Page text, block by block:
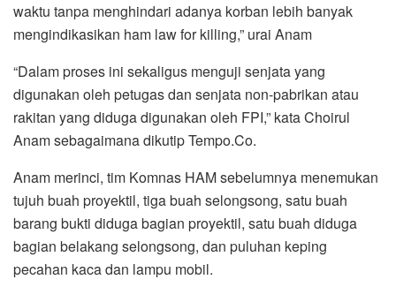
waktu tanpa menghindari adanya korban lebih banyak
mengindikasikan ham law for killing,” urai Anam
“Dalam proses ini sekaligus menguji senjata yang
digunakan oleh petugas dan senjata non-pabrikan atau
rakitan yang diduga digunakan oleh FPI,” kata Choirul
Anam sebagaimana dikutip Tempo.Co.
Anam merinci, tim Komnas HAM sebelumnya menemukan
tujuh buah proyektil, tiga buah selongsong, satu buah
barang bukti diduga bagian proyektil, satu buah diduga
bagian belakang selongsong, dan puluhan keping
pecahan kaca dan lampu mobil.